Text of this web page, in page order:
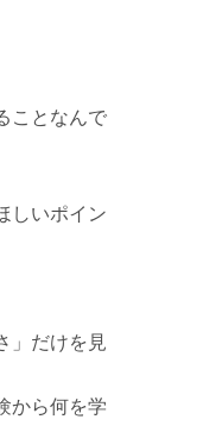
ことなんで
しいポイン
」だけを見
から何を学